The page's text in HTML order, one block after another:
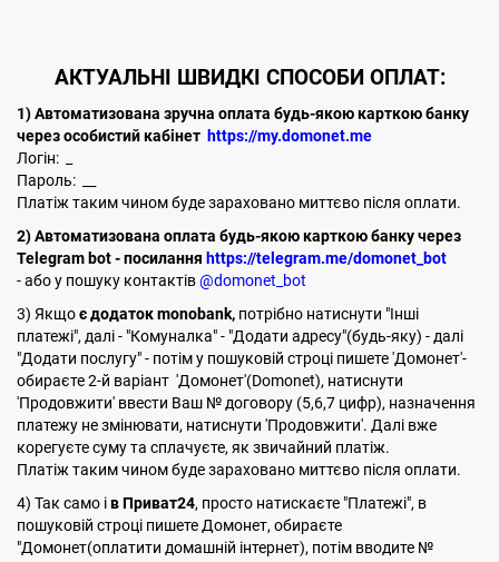
АКТУАЛЬНІ ШВИДКІ СПОСОБИ ОПЛАТ:
1) Автоматизована зручна оплата будь-якою карткою банку
через особистий кабінет https://my.domonet.me
Логін: _
Пароль: __
Платіж таким чином буде зараховано миттєво після оплати.
2) Автоматизована оплата будь-якою карткою банку через
Telegram bot - посилання https://telegram.me/domonet_bot
- або у пошуку контактів@domonet_bot
3) Якщоє додаток monobank, потрібно натиснути "Інші
платежі", далі - "Комуналка" - "Додати адресу"(будь-яку) - далі
"Додати послугу" - потім у пошуковій строці пишете 'Домонет'-
обираєте 2-й варіант 'Домонет'(Domonet), натиснути
'Продовжити' ввести Ваш № договору (5,6,7 цифр), назначення
платежу не змінювати, натиснути 'Продовжити'. Далі вже
корегуєте суму та сплачуєте, як звичайний платіж.
Платіж таким чином буде зараховано миттєво після оплати.
4) Так само ів Приват24, просто натискаєте "Платежі", в
пошуковій строці пишете Домонет, обираєте
"Домонет(оплатити домашній інтернет), потім вводите №